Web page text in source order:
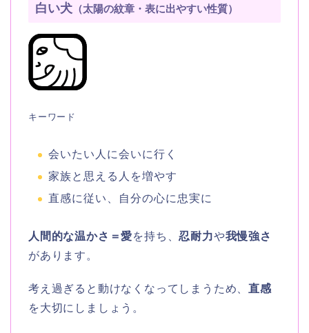
白い犬 （太陽の紋章・表に出やすい性質）
キーワード
会いたい人に会いに行く
家族と思える人を増やす
直感に従い、自分の心に忠実に
人間的な温かさ＝愛を持ち、忍耐力や我慢強さ
があります。
考え過ぎると動けなくなってしまうため、直感
を大切にしましょう。